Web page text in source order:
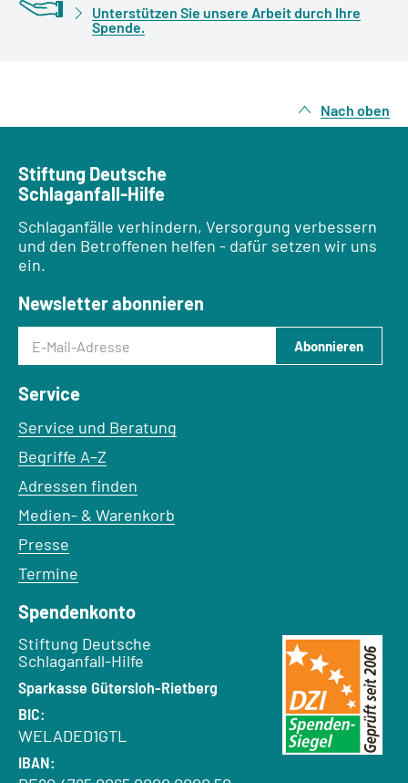
Unterstützen Sie unsere Arbeit durch Ihre
Spende.
Nach oben
Stiftung Deutsche
Schlaganfall-Hilfe
Schlaganfälle verhindern, Versorgung verbessern
und den Betroffenen helfen - dafür setzen wir uns
ein.
Newsletter abonnieren
E-Mail-Adresse
Abonnieren
Service
Service und Beratung
Begriffe A–Z
Adressen finden
Medien- & Warenkorb
Presse
Termine
Spendenkonto
Empfänger:
Stiftung Deutsche
Schlaganfall-Hilfe
Bank:
Sparkasse Gütersloh-Rietberg
BIC:
WELADED1GTL
IBAN: